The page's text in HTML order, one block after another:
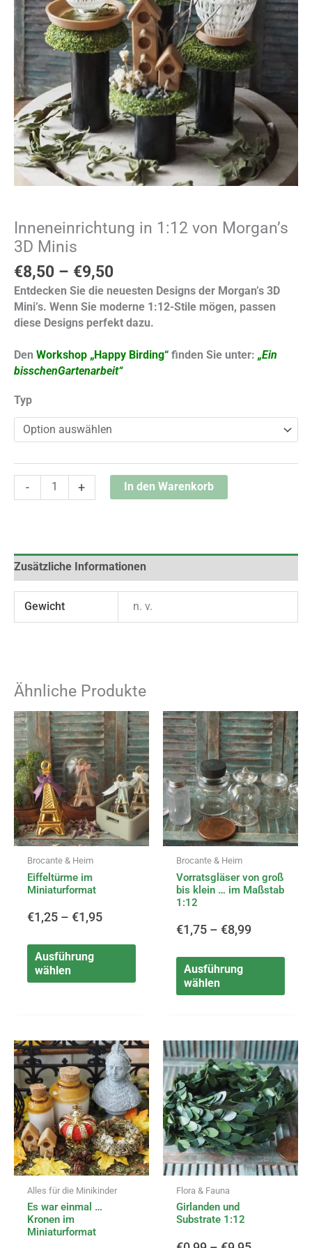
Inneneinrichtung in 1:12 von Morgan’s
3D Minis
€8,50 – €9,50
Entdecken Sie die neuesten Designs der Morgan’s 3D
Mini’s. Wenn Sie moderne 1:12-Stile mögen, passen
diese Designs perfekt dazu.
Den Workshop „Happy Birding“ finden Sie unter: „Ein
bisschenGartenarbeit“
Typ
- + In den Warenkorb
Zusätzliche Informationen
Gewicht n. v.
Ähnliche Produkte
Brocante & Heim
Eiffeltürme im
Miniaturformat
€1,25 – €1,95
Preisspanne:
€1,25
bis
€1,95
Ausführung
wählen
Dieses
Produkt
weist
mehrere
Varianten
auf.
Die
Optionen
können
Produktseite
Brocante & Heim
Vorratsgläser von groß
bis klein … im Maßstab
1:12
€1,75 – €8,99
€1,75
bis
€8,99
Ausführung
wählen
weist
auf.
Die
Alles für die Minikinder
Es war einmal …
Kronen im
Miniaturformat
Preisspanne:
€0,50
bis
€7,99
Dieses
Produkt
weist
mehrere
Varianten
auf.
Die
Optionen
können
Produktseite
Flora & Fauna
Girlanden und
Substrate 1:12
€0,99
bis
€9,95
weist
auf.
Die